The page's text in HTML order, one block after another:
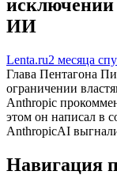
исключении
ИИ
Lenta.ru2 месяца
Глава Пентагона
ограничении
Anthropic
этом он написал в
AnthropicAI
Навигация